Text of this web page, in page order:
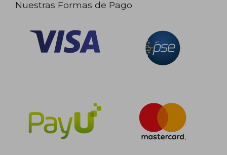
Nuestras Formas de Pago